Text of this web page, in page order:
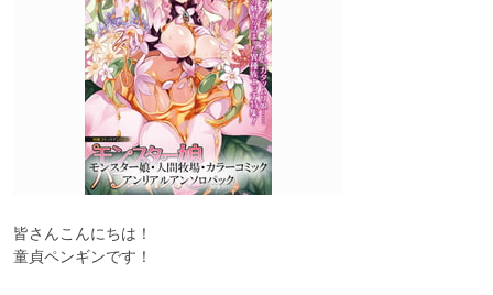
皆さんこんにちは！
童貞ペンギンです！